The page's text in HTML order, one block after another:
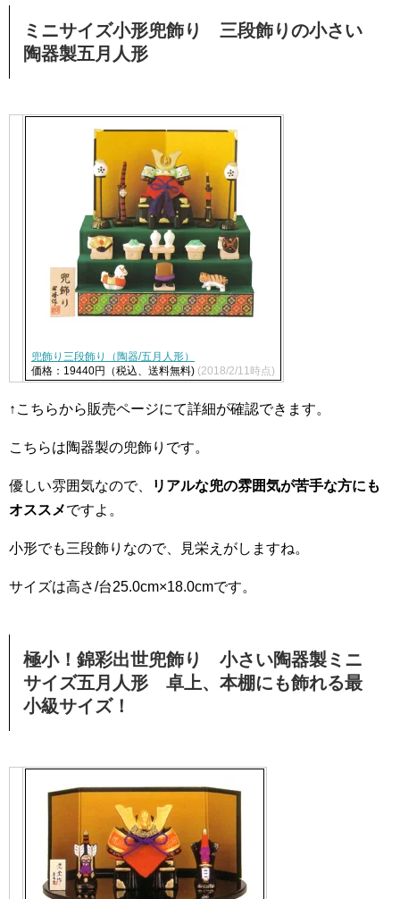
ミニサイズ小形兜飾り 三段飾りの小さい
陶器製五月人形
兜飾り三段飾り（陶器/五月人形）
価格：19440円（税込、送料無料) (2018/2/11時点)
↑こちらから販売ページにて詳細が確認できます。
こちらは陶器製の兜飾りです。
優しい雰囲気なので、
リアルな兜の雰囲気が苦手な方にも
オススメですよ。
小形でも三段飾りなので、見栄えがしますね。
サイズは高さ/台25.0cm×18.0cmです。
極小！錦彩出世兜飾り 小さい陶器製ミニ
サイズ五月人形 卓上、本棚にも飾れる最
小級サイズ！